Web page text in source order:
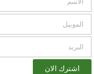
اشترك الان